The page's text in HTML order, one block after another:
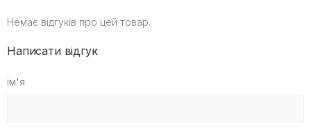
Немає відгуків про цей товар.
Написати відгук
ім'я